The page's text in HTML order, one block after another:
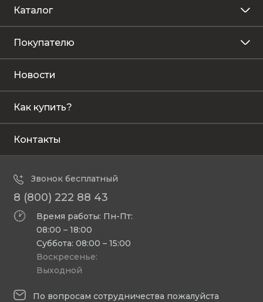
Каталог
Покупателю
Новости
Как купить?
Контакты
Звонок бесплатный
8 (800) 222 88 43
Время работы: Пн-Пт:
08:00 – 18:00
Суббота: 08:00 – 15:00
Воскресенье:
Выходной
По вопросам сотрудничества пожалуйста